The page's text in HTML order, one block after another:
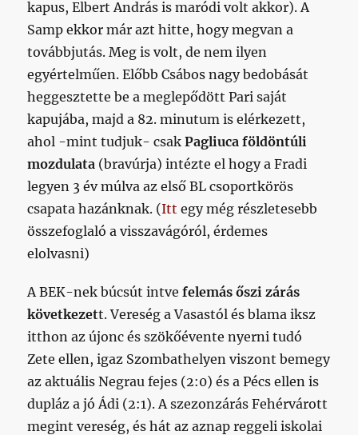
kapus, Elbert András is maródi volt akkor). A
Samp ekkor már azt hitte, hogy megvan a
továbbjutás. Meg is volt, de nem ilyen
egyértelműen. Előbb Csábos nagy bedobását
heggesztette be a meglepődött Pari saját
kapujába, majd a 82. minutum is elérkezett,
ahol -mint tudjuk- csakPagliuca földöntúli
mozdulata (bravúrja) intézte el hogy a Fradi
legyen 3 év múlva az első BL csoportkörös
csapata hazánknak. (Itt egy még részletesebb
összefoglaló a visszavágóról, érdemes
elolvasni)
A BEK-nek búcsút intvefelemás őszi zárás
következett. Vereség a Vasastól és blama iksz
itthon az újonc és szökőévente nyerni tudó
Zete ellen, igaz Szombathelyen viszont bemegy
az aktuális Negrau fejes (2:0) és a Pécs ellen is
dupláz a jó Ádi (2:1). A szezonzárás Fehérvárott
megint vereség, és hát az aznap reggeli iskolai